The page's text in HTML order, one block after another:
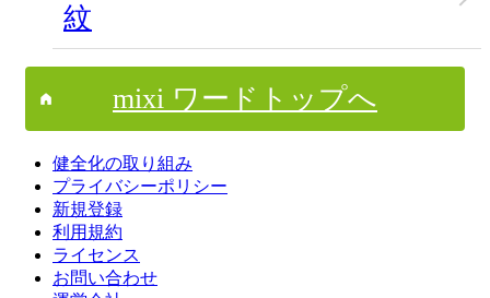
紋
mixi ワードトップへ
健全化の取り組み
プライバシーポリシー
新規登録
利用規約
ライセンス
お問い合わせ